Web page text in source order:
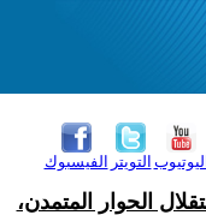
الفيسبوك التويتر اليوتيوب
الحوار المتمدن،